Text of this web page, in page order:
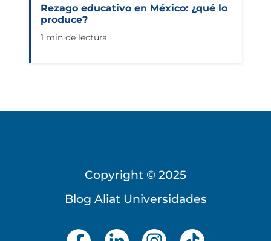
Rezago educativo en México: ¿qué lo
produce?
1 min de lectura
Copyright © 2025
Blog Aliat Universidades